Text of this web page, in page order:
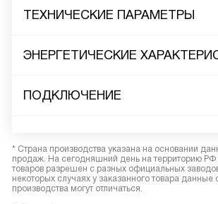
ТЕХНИЧЕСКИЕ ПАРАМЕТРЫ
ЭНЕРГЕТИЧЕСКИЕ
ПОДКЛЮЧЕНИЕ
* Страна производства указана на основании
продаж. На сегодняшний день на территорию РФ
товаров разрешен с разных официальных
некоторых случаях у заказанного товара данные
производства могут отличаться.